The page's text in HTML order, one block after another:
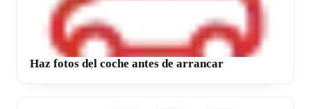
Haz fotos del coche antes de arrancar